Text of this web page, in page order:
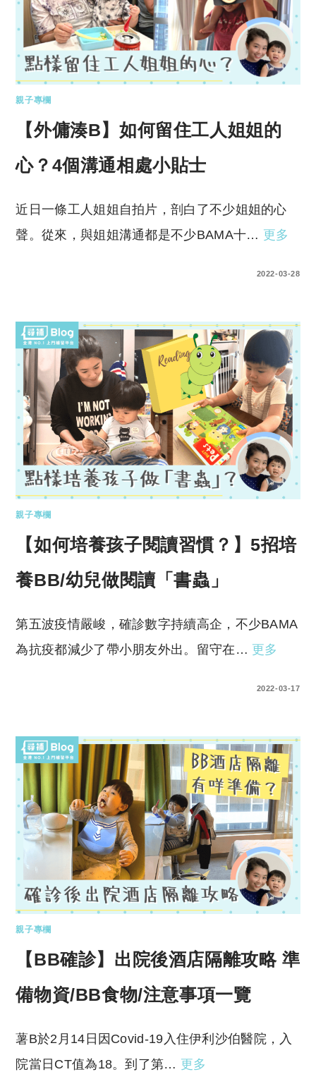
親子專欄
【外傭湊B】如何留住工人姐姐的
心？4個溝通相處小貼士
近日一條工人姐姐自拍片，剖白了不少姐姐的心
聲。從來，與姐姐溝通都是不少BAMA十… 更多
2022-03-28
親子專欄
【如何培養孩子閱讀習慣？】5招培
養BB/幼兒做閱讀「書蟲」
第五波疫情嚴峻，確診數字持續高企，不少BAMA
為抗疫都減少了帶小朋友外出。留守在… 更多
2022-03-17
親子專欄
【BB確診】出院後酒店隔離攻略 準
備物資/BB食物/注意事項一覽
薯B於2月14日因Covid-19入住伊利沙伯醫院，入
院當日CT值為18。到了第… 更多